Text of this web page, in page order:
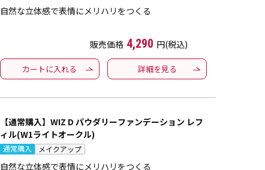
自然な立体感で表情にメリハリをつくる
販売価格 4,290 円(税込)
カートに入れる 詳細を見る
【通常購入】WIZ D パウダリーファンデーション レフ
ィル(W1ライトオークル)
通常購入 メイクアップ
自然な立体感で表情にメリハリをつくる